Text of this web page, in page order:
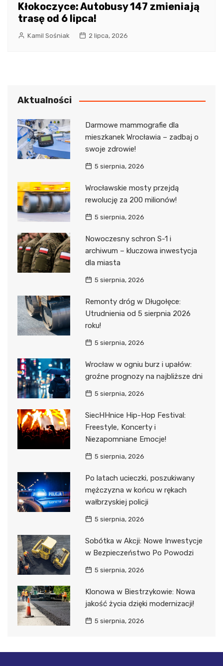
Kłokoczyce: Autobusy 147 zmieniają
trasę od 6 lipca!
Kamil Sośniak 2 lipca, 2026
Aktualności
Darmowe mammografie dla
mieszkanek Wrocławia – zadbaj o
swoje zdrowie!
5 sierpnia, 2026
Wrocławskie mosty przejdą
rewolucję za 200 milionów!
5 sierpnia, 2026
Nowoczesny schron S-1 i
archiwum – kluczowa inwestycja
dla miasta
5 sierpnia, 2026
Remonty dróg w Długołęce:
Utrudnienia od 5 sierpnia 2026
roku!
5 sierpnia, 2026
Wrocław w ogniu burz i upałów:
groźne prognozy na najbliższe dni
5 sierpnia, 2026
SiecHHnice Hip-Hop Festival:
Freestyle, Koncerty i
Niezapomniane Emocje!
5 sierpnia, 2026
Po latach ucieczki, poszukiwany
mężczyzna w końcu w rękach
wałbrzyskiej policji
5 sierpnia, 2026
Sobótka w Akcji: Nowe Inwestycje
w Bezpieczeństwo Po Powodzi
5 sierpnia, 2026
Klonowa w Biestrzykowie: Nowa
jakość życia dzięki modernizacji!
5 sierpnia, 2026